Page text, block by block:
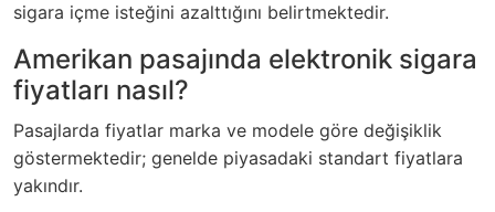
sigara içme isteğini azalttığını belirtmektedir.
Amerikan pasajında elektronik sigara
fiyatları nasıl?
Pasajlarda fiyatlar marka ve modele göre değişiklik
göstermektedir; genelde piyasadaki standart fiyatlara
yakındır.